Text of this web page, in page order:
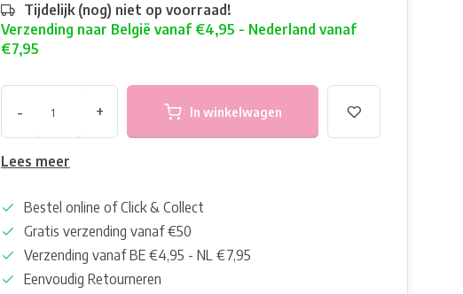
Tijdelijk (nog) niet op voorraad!
Verzending naar België vanaf €4,95 - Nederland vanaf
€7,95
- + In winkelwagen
Lees meer
Bestel online of Click & Collect
Gratis verzending vanaf €50
Verzending vanaf BE €4,95 - NL €7,95
Eenvoudig Retourneren